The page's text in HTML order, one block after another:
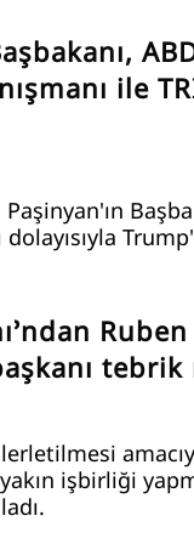
ile
tebrik
işbirliği